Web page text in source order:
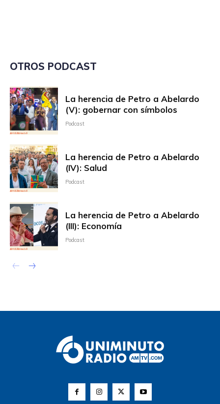
OTROS PODCAST
La herencia de Petro a Abelardo
(V): gobernar con símbolos
Podcast
La herencia de Petro a Abelardo
(IV): Salud
Podcast
La herencia de Petro a Abelardo
(III): Economía
Podcast